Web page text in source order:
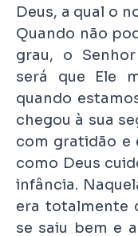
Deus, a qual o
Quando não
grau, o
será que Ele
quando
chegou à sua
com gratidão e
como Deus
infância.
era totalmente
se saiu bem e